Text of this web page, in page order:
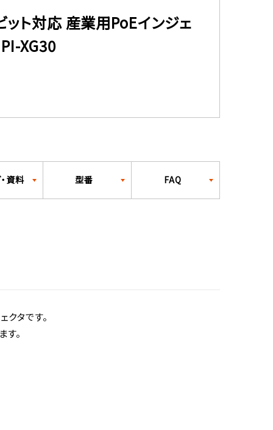
ット対応 産業用PoEインジェ
XG30
資料 型番 FAQ
タです。
。